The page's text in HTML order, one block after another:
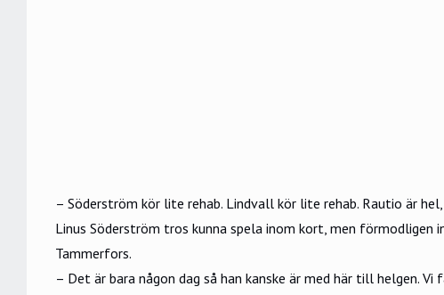
– Söderström kör lite rehab. Lindvall kör lite rehab. Rautio är
Linus Söderström tros kunna spela inom kort, men
Tammerfors.
– Det är bara någon dag så han kanske är med här till helgen.